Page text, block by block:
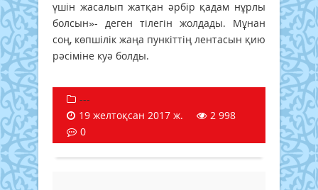
үшін жасалып жатқан әрбір қадам нұрлы
болсын»- деген тілегін жолдады. Мұнан
соң, көпшілік жаңа пункіттің лентасын қию
рәсіміне куә болды.
---
19 желтоқсан 2017 ж.
2 998
0